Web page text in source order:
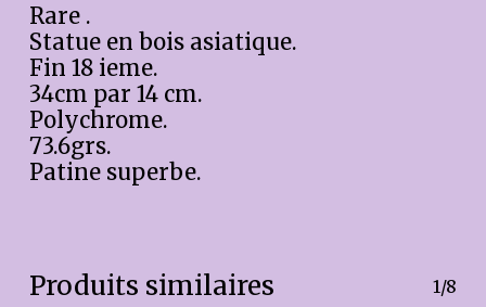
Rare .
Statue en bois asiatique.
Fin 18 ieme.
34cm par 14 cm.
Polychrome.
73.6grs.
Patine superbe.
Produits similaires 1/8